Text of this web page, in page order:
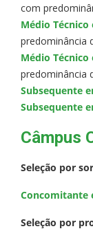
com
Médio
predominância
Médio Técnico
predominância
Subsequente
Subsequente
Câmpus
Seleção por
Concomitante
Seleção por